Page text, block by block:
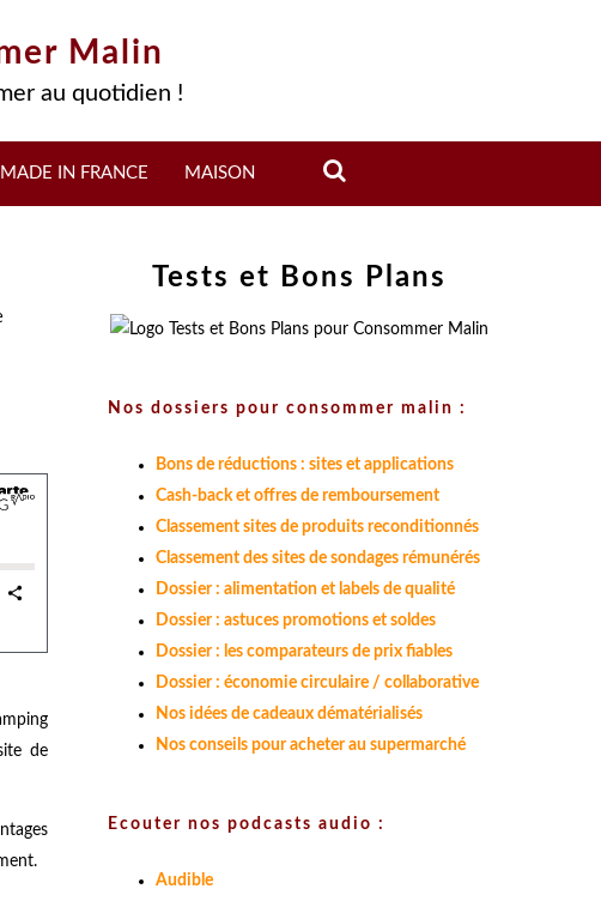
Malin
au quotidien !
MADE IN FRANCE MAISON
de
Tests et Bons Plans
Nos dossiers pour consommer malin :
Bons de réductions : sites et applications
Cash-back et offres de remboursement
Classement sites de produits reconditionnés
Classement des sites de sondages rémunérés
Dossier : alimentation et labels de qualité
Dossier : astuces promotions et soldes
Dossier : les comparateurs de prix fiables
Dossier : économie circulaire / collaborative
Nos idées de cadeaux dématérialisés
Nos conseils pour acheter au supermarché
Ecouter nos podcasts audio :
Audible